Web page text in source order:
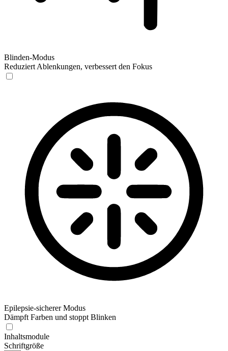
Blinden-Modus
Reduziert Ablenkungen, verbessert den Fokus
Epilepsie-sicherer Modus
Dämpft Farben und stoppt Blinken
Inhaltsmodule
Schriftgröße